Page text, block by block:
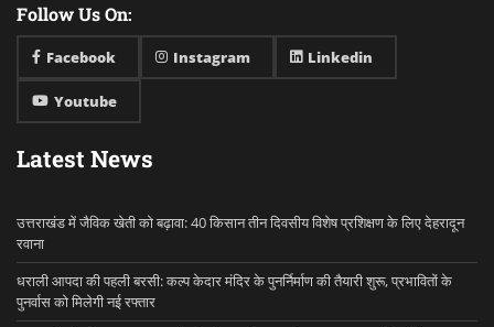
Follow Us On:
Facebook Instagram Linkedin
Youtube
Latest News
उत्तराखंड में जैविक खेती को बढ़ावा: 40 किसान तीन दिवसीय विशेष प्रशिक्षण के लिए देहरादून
रवाना
धराली आपदा की पहली बरसी: कल्प केदार मंदिर के पुनर्निर्माण की तैयारी शुरू, प्रभावितों के
पुनर्वास को मिलेगी नई रफ्तार